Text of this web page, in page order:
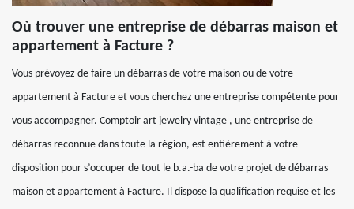
Où trouver une entreprise de débarras maison et
appartement à Facture ?
Vous prévoyez de faire un débarras de votre maison ou de votre
appartement à Facture et vous cherchez une entreprise compétente pour
vous accompagner. Comptoir art jewelry vintage , une entreprise de
débarras reconnue dans toute la région, est entièrement à votre
disposition pour s’occuper de tout le b.a.-ba de votre projet de débarras
maison et appartement à Facture. Il dispose la qualification requise et les